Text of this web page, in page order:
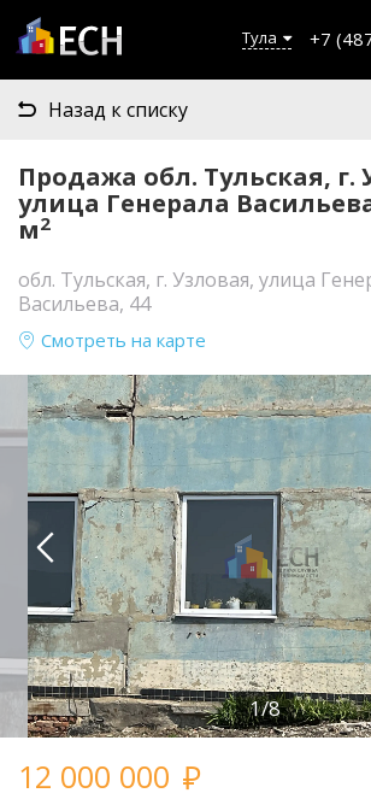
Тула +7
Назад к списку
Продажа обл. Тульская, г.
улица Генерала
м2
обл. Тульская, г. Узловая, улица
Васильева, 44
Смотреть на карте
1/8
12 000 000